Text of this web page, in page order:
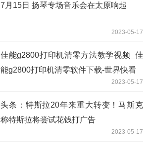
7月15日 扬琴专场音乐会在太原响起
2023-05-17
佳能g2800打印机清零方法教学视频_佳
能g2800打印机清零软件下载-世界快看
2023-05-17
头条：特斯拉20年来重大转变！马斯克
称特斯拉将尝试花钱打广告
2023-05-17